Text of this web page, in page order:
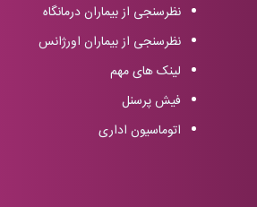
نظرسنجی از بیماران درمانگاه
نظرسنجی از بیماران اورژانس
لینک های مهم
فیش پرسنل
اتوماسیون اداری